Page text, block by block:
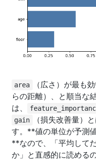
area （広さ）が最も
らの距離）、と順当な
は、
gain
（損失改善量）
す。**値の単位が予測
**なので、「平均して
か」と直感的に読める